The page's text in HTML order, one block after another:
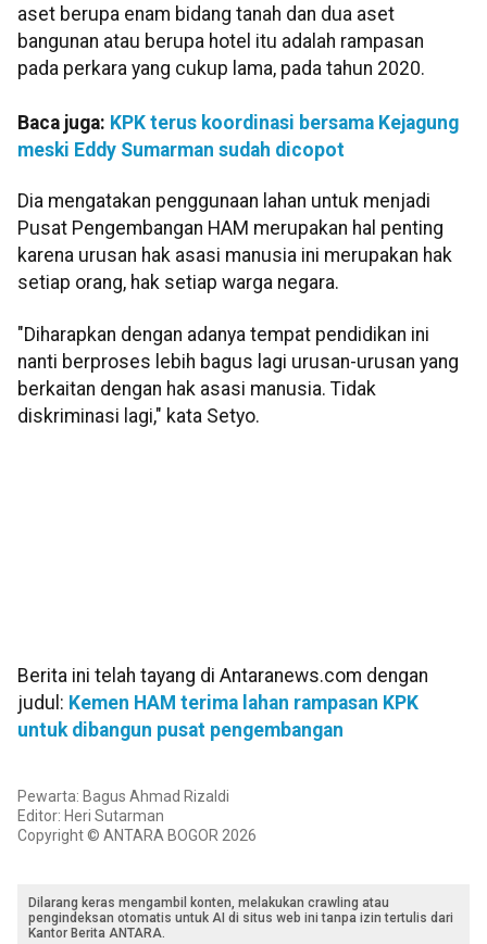
aset berupa enam bidang tanah dan dua aset
bangunan atau berupa hotel itu adalah rampasan
pada perkara yang cukup lama, pada tahun 2020.
Baca juga: KPK terus koordinasi bersama Kejagung
meski Eddy Sumarman sudah dicopot
Dia mengatakan penggunaan lahan untuk menjadi
Pusat Pengembangan HAM merupakan hal penting
karena urusan hak asasi manusia ini merupakan hak
setiap orang, hak setiap warga negara.
"Diharapkan dengan adanya tempat pendidikan ini
nanti berproses lebih bagus lagi urusan-urusan yang
berkaitan dengan hak asasi manusia. Tidak
diskriminasi lagi," kata Setyo.
Berita ini telah tayang di Antaranews.com dengan
judul: Kemen HAM terima lahan rampasan KPK
untuk dibangun pusat pengembangan
Pewarta: Bagus Ahmad Rizaldi
Editor: Heri Sutarman
Copyright © ANTARA BOGOR 2026
Dilarang keras mengambil konten, melakukan crawling atau
pengindeksan otomatis untuk AI di situs web ini tanpa izin tertulis dari
Kantor Berita ANTARA.